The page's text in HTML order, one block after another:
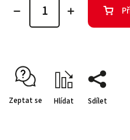
Zeptat se Hlídat Sdílet